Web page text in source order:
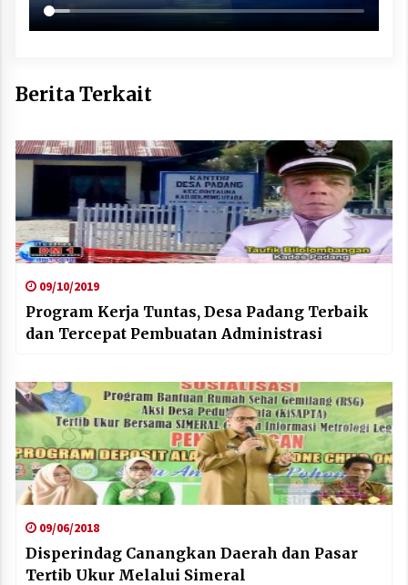
Berita Terkait
09/10/2019
Program Kerja Tuntas, Desa Padang Terbaik
dan Tercepat Pembuatan Administrasi
09/06/2018
Disperindag Canangkan Daerah dan Pasar
Tertib Ukur Melalui Simeral